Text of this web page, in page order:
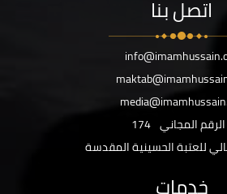
اتصل بنا
الرقم المجاني 174
للعتبة الحسينية المقدسة